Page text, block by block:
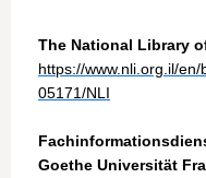
The National Library
https://www.nli.org.il/
05171/NLI
Goethe Universität